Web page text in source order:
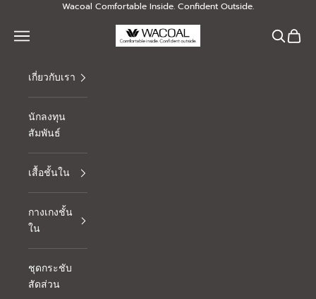
Skip to contentWacoal Comfortable Inside. Confident Outside.
Thai Wacoal Public Company Limited
Navigation menu Search
Cart
เกี่ยวกับเรา
นักลงทุน
สัมพันธ์
เสื้อชั้นใน
กางเกงชั้น
ใน
ชุดกระชับ
สัดส่วน